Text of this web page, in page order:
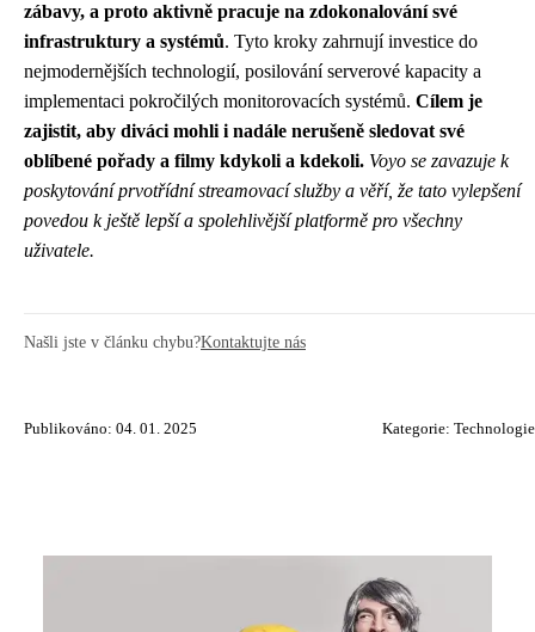
zábavy, a proto aktivně pracuje na zdokonalování své
infrastruktury a systémů. Tyto kroky zahrnují investice do
nejmodernějších technologií, posilování serverové kapacity a
implementaci pokročilých monitorovacích systémů. Cílem je
zajistit, aby diváci mohli i nadále nerušeně sledovat své
oblíbené pořady a filmy kdykoli a kdekoli. Voyo se zavazuje k
poskytování prvotřídní streamovací služby a věří, že tato vylepšení
povedou k ještě lepší a spolehlivější platformě pro všechny
uživatele.
Našli jste v článku chybu?Kontaktujte nás
Publikováno: 04. 01. 2025 Kategorie: Technologie